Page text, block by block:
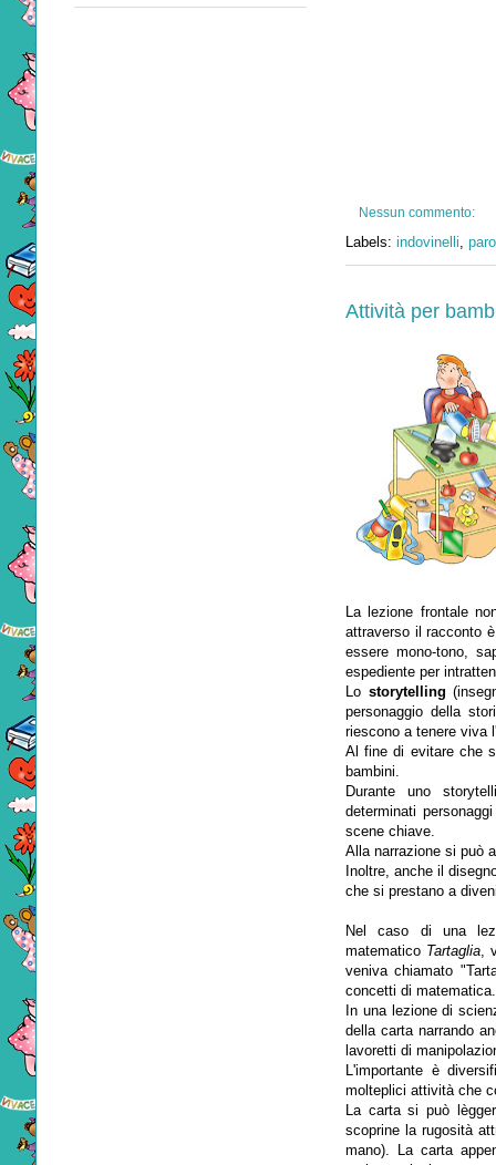
Nessun commento:
Labels: indovinelli
Attività per
La lezione frontale
attraverso il racconto
essere mono-tono,
espediente per
Lo storytelling
personaggio della
riescono a tenere viva
Al fine di evitare che
bambini.
Durante uno
determinati
scene chiave.
Alla narrazione si può
Inoltre, anche il
che si prestano a
Nel caso di una
matematico Tartaglia ,
veniva chiamato
concetti di
In una lezione di
della carta narrando
lavoretti di
L'importante è
molteplici attività che
La carta si può
scoprine la rugosità
mano). La carta